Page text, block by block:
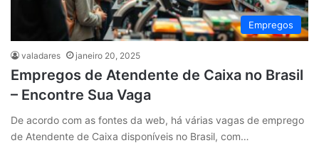
Empregos
valadares janeiro 20, 2025
Empregos de Atendente de Caixa no Brasil
– Encontre Sua Vaga
De acordo com as fontes da web, há várias vagas de emprego
de Atendente de Caixa disponíveis no Brasil, com…